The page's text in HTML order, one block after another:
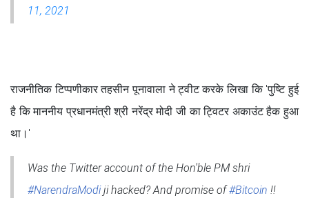
11, 2021
राजनीतिक टिप्पणीकार तहसीन पूनावाला ने ट्वीट करके लिखा कि 'पुष्टि हुई
है कि माननीय प्रधानमंत्री श्री नरेंद्र मोदी जी का ट्विटर अकाउंट हैक हुआ
था।'
Was the Twitter account of the Hon'ble PM shri
#NarendraModiji hacked? And promise of#Bitcoin !!